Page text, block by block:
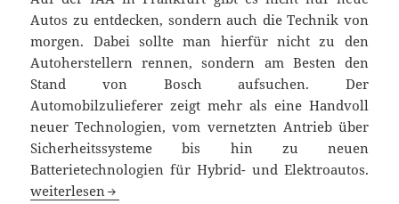
Autos zu entdecken, sondern auch die Technik von
morgen. Dabei sollte man hierfür nicht zu den
Autoherstellern rennen, sondern am Besten den
Stand von Bosch aufsuchen. Der
Automobilzulieferer zeigt mehr als eine Handvoll
neuer Technologien, vom vernetzten Antrieb über
Sicherheitssysteme bis hin zu neuen
Batterietechnologien für Hybrid- und Elektroautos.
IAA 2015: Bosch gibt Technik-Ausblick bis 2020
weiterlesen